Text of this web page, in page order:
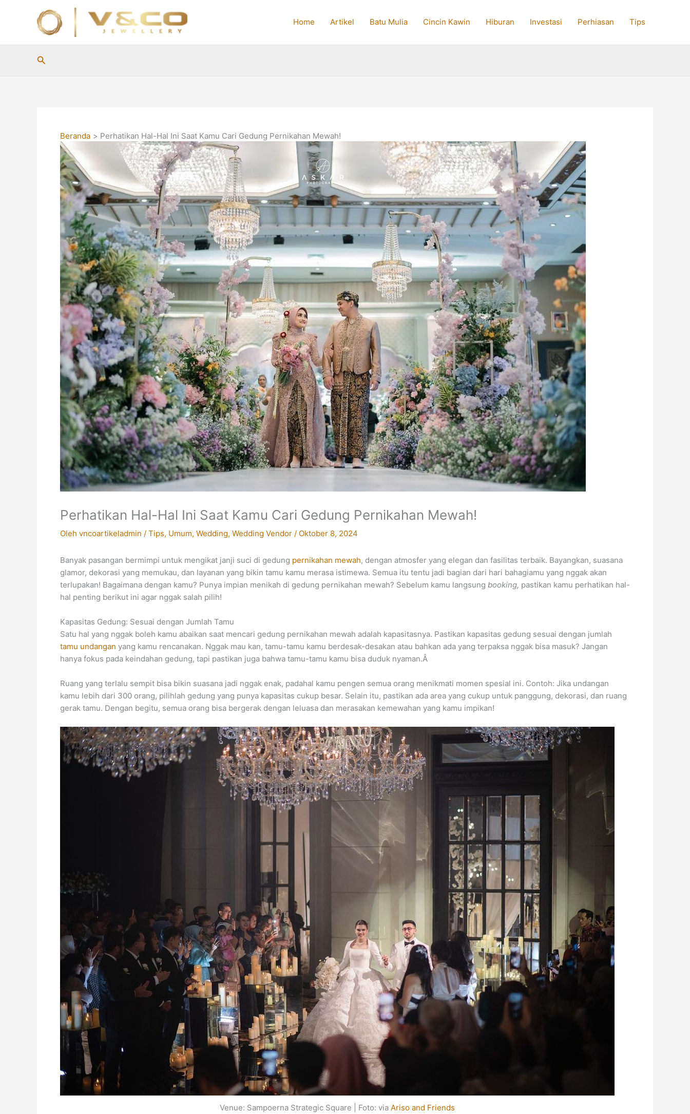
Home Artikel Batu Mulia Cincin Kawin Hiburan Investasi Perhiasan Tips
Cari
Beranda Perhatikan Hal-Hal Ini Saat Kamu Cari Gedung Pernikahan Mewah!
Perhatikan Hal-Hal Ini Saat Kamu Cari Gedung Pernikahan Mewah!
Oleh vncoartikeladmin / Tips, Umum, Wedding, Wedding Vendor / Oktober 8, 2024
Banyak pasangan bermimpi untuk mengikat janji suci di gedung pernikahan mewah, dengan atmosfer yang elegan dan fasilitas terbaik. Bayangkan, suasana
glamor, dekorasi yang memukau, dan layanan yang bikin tamu kamu merasa istimewa. Semua itu tentu jadi bagian dari hari bahagiamu yang nggak akan
terlupakan! Bagaimana dengan kamu? Punya impian menikah di gedung pernikahan mewah? Sebelum kamu langsung booking, pastikan kamu perhatikan hal-
hal penting berikut ini agar nggak salah pilih!
Kapasitas Gedung: Sesuai dengan Jumlah Tamu
Satu hal yang nggak boleh kamu abaikan saat mencari gedung pernikahan mewah adalah kapasitasnya. Pastikan kapasitas gedung sesuai dengan jumlah
tamu undangan yang kamu rencanakan. Nggak mau kan, tamu-tamu kamu berdesak-desakan atau bahkan ada yang terpaksa nggak bisa masuk? Jangan
hanya fokus pada keindahan gedung, tapi pastikan juga bahwa tamu-tamu kamu bisa duduk nyaman.Â
Ruang yang terlalu sempit bisa bikin suasana jadi nggak enak, padahal kamu pengen semua orang menikmati momen spesial ini. Contoh: Jika undangan
kamu lebih dari 300 orang, pilihlah gedung yang punya kapasitas cukup besar. Selain itu, pastikan ada area yang cukup untuk panggung, dekorasi, dan ruang
gerak tamu. Dengan begitu, semua orang bisa bergerak dengan leluasa dan merasakan kemewahan yang kamu impikan!
Venue: Sampoerna Strategic Square | Foto: via Ariso and Friends